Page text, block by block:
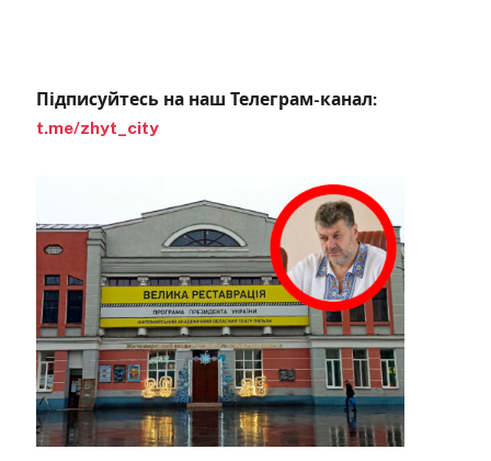
Підписуйтесь на наш Телеграм-канал:
t.me/zhyt_city